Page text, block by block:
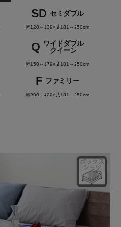
SD セミダブル
幅120～139×丈181～250cm
Q ワイドダブル
クイーン
幅150～179×丈181～250cm
F ファミリー
幅200～420×丈181～250cm